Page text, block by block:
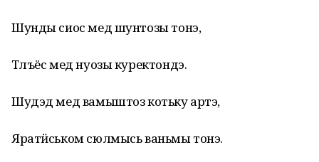
Шунды сиос мед шунтозы тонэ,
Тӧлъёс мед нуозы куректондэ.
Шудэд мед вамыштоз котьку артэ,
Яратӥськом сюлмысь ваньмы тонэ.